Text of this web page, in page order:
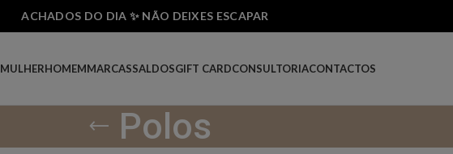
ACHADOS DO DIA ✨ NÃO DEIXES ESCAPAR
MULHERHOMEMMARCASSALDOSGIFT CARDCONSULTORIACONTACTOS
Polos